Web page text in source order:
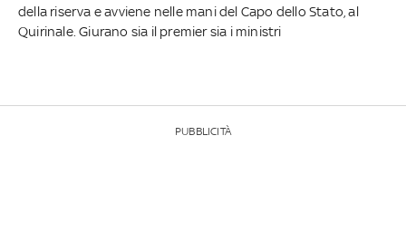
della riserva e avviene nelle mani del Capo dello Stato, al
Quirinale. Giurano sia il premier sia i ministri
PUBBLICITÀ